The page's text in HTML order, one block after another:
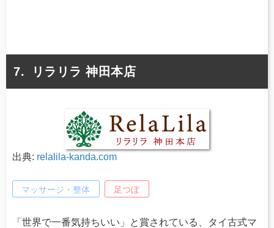
リラリラ 神田本店
出典: relalila-kanda.com
マッサージ・整体 足つぼ
「世界で一番気持ちいい」と賞されている、タイ古式マ